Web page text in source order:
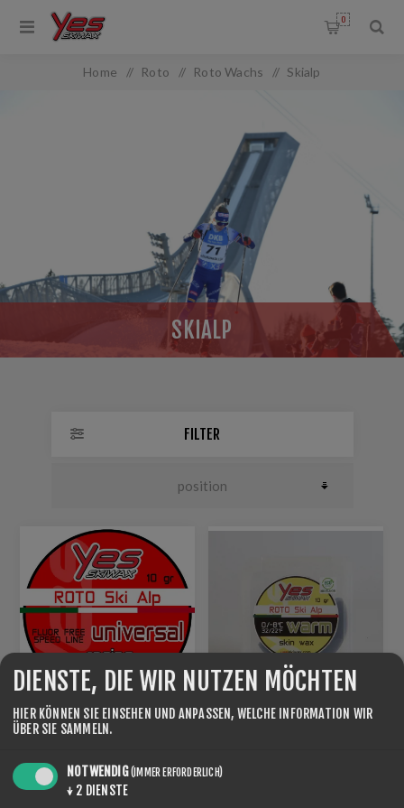
0
Home / Roto / Roto Wachs / Skialp
SKIALP
FILTER
ROTO SKIALP GLIDE BASE
€72,80 €72,80
DIENSTE, DIE WIR NUTZEN MÖCHTEN
HIER KÖNNEN SIE EINSEHEN UND ANPASSEN, WELCHE INFORMATION WIR
ÜBER SIE SAMMELN.
NOTWENDIG(IMMER ERFORDERLICH)
↓ 2 DIENSTE